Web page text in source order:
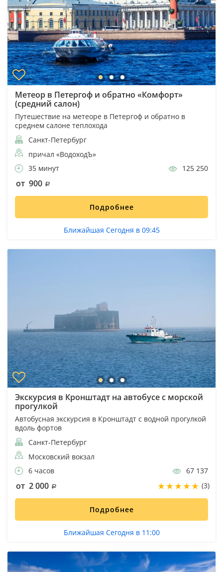
Метеор в Петергоф и обратно «Комфорт»
(средний салон)
Путешествие на метеоре в Петергоф и обратно в
среднем салоне теплохода
Санкт-Петербург
причал «ВодоходЪ»
35 минут
125 250
от 900
Подробнее
Ближайшая Сегодня в 09:45
Экскурсия в Кронштадт на автобусе с морской
прогулкой
Автобусная экскурсия в Кронштадт с водной прогулкой
вдоль фортов
Санкт-Петербург
Московский вокзал
6 часов
67 137
от 2 000 (3)
Подробнее
Ближайшая Сегодня в 11:00